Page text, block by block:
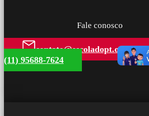
Fale conosco
contato@escoladopt.org.br
(11) 95688-7624